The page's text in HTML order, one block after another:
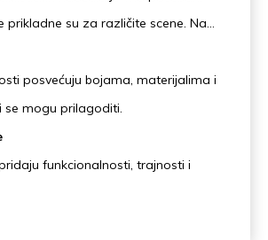
zaštitu očiju; guma se također koristi
za nos i sljepoočnicama. Taj je
učinkovito sprječava klizanje
uslijed znojenja tijekom
obične sunčane naočale, ako ih
velikom brzinom, udobnost će se
prikladne su za različite scene. Na
je prikladna za maglovite dane ili
vidljivošću, a žuta za večer. Osim
oni u osnovi nemaju posebne funkcije
posvećuju bojama, materijalima i
se mogu prilagoditi.
funkcionalnosti, trajnosti i